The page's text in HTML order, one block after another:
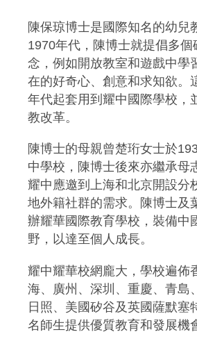
陳保琼博士是國際知名的幼兒
1970年代，陳博士就提倡多個
念，例如開放教室和遊戲中學
在的好奇心、創意和求知欲。
年代起套用到耀中國際學校，
教改革。
陳博士的母親曾楚珩女士於
中學校，陳博士後來亦繼承母
耀中應邀到上海和北京開設分
地外籍社群的需求。陳博士及
辦耀華國際教育學校，裝備中
野，以達至個人成長。
耀中耀華校網龐大，學校遍佈
海、廣州、深圳、重慶、青島
日照、美國矽谷及英國薩默塞
名師生提供優質教育和發展機